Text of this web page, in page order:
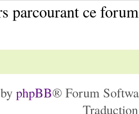
parcourant ce
phpBB® Forum